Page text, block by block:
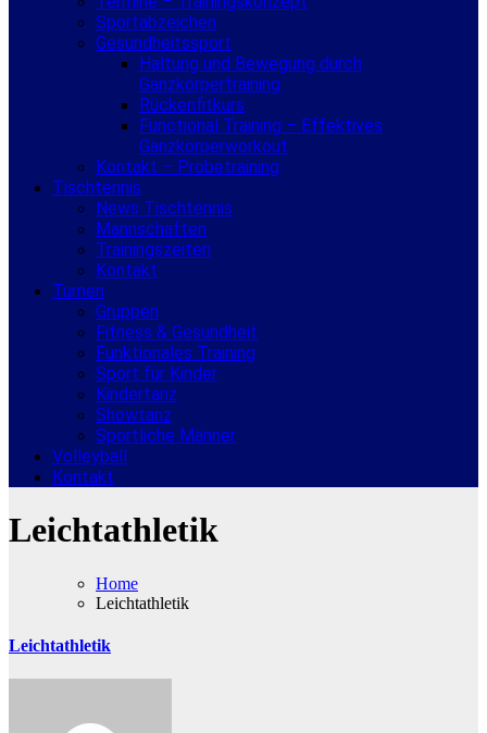
Sportabzeichen
Gesundheitssport
Haltung und Bewegung durch
Ganzkörpertraining
Rückenfitkurs
Functional Training – Effektives
Ganzkörperworkout
Kontakt – Probetraining
Tischtennis
News Tischtennis
Mannschaften
Trainingszeiten
Kontakt
Turnen
Gruppen
Fitness & Gesundheit
Funktionales Training
Sport für Kinder
Kindertanz
Showtanz
Sportliche Männer
Volleyball
Kontakt
Leichtathletik
Home
Leichtathletik
Leichtathletik